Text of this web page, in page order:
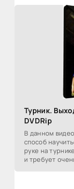
Турник.
DVDRip
В данном
способ
руке на
и требует